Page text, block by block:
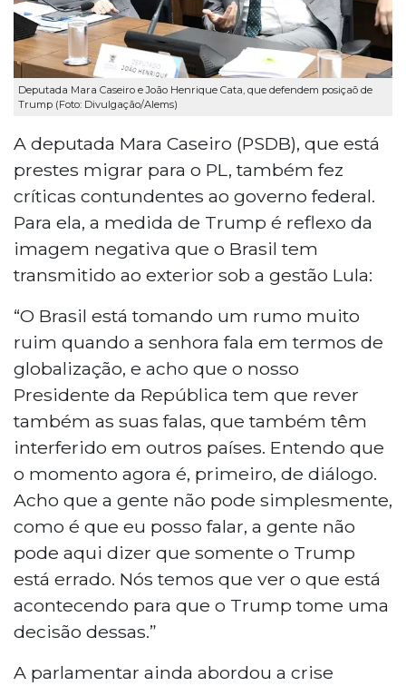
Deputada Mara Caseiro e João Henrique Cata, que defendem posiçaõ de
Trump (Foto: Divulgação/Alems)
A deputada Mara Caseiro (PSDB), que está
prestes migrar para o PL, também fez
críticas contundentes ao governo federal.
Para ela, a medida de Trump é reflexo da
imagem negativa que o Brasil tem
transmitido ao exterior sob a gestão Lula:
“O Brasil está tomando um rumo muito
ruim quando a senhora fala em termos de
globalização, e acho que o nosso
Presidente da República tem que rever
também as suas falas, que também têm
interferido em outros países. Entendo que
o momento agora é, primeiro, de diálogo.
Acho que a gente não pode simplesmente,
como é que eu posso falar, a gente não
pode aqui dizer que somente o Trump
está errado. Nós temos que ver o que está
acontecendo para que o Trump tome uma
decisão dessas.”
A parlamentar ainda abordou a crise